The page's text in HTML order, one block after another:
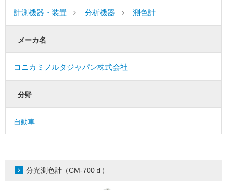
計測機器・装置 分析機器 測色計
メーカ名
コニカミノルタジャパン株式会社
分野
自動車
分光測色計（CM-700ｄ）